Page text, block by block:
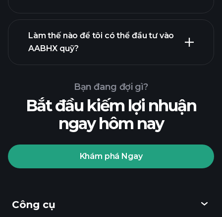
biểu đồ nâng cao
Làm thế nào để tôi có thể đầu tư vào
AABHX quỹ?
Tournaments
Bạn đang đợi gì?
Bắt đầu kiếm lợi nhuận
ngay hôm nay
Khám phá Ngay
Công cụ